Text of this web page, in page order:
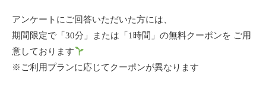
アンケートにご回答いただいた方には、
期間限定で「30分」または「1時間」の無料クーポンを ご用
意しております
※ご利用プランに応じてクーポンが異なります